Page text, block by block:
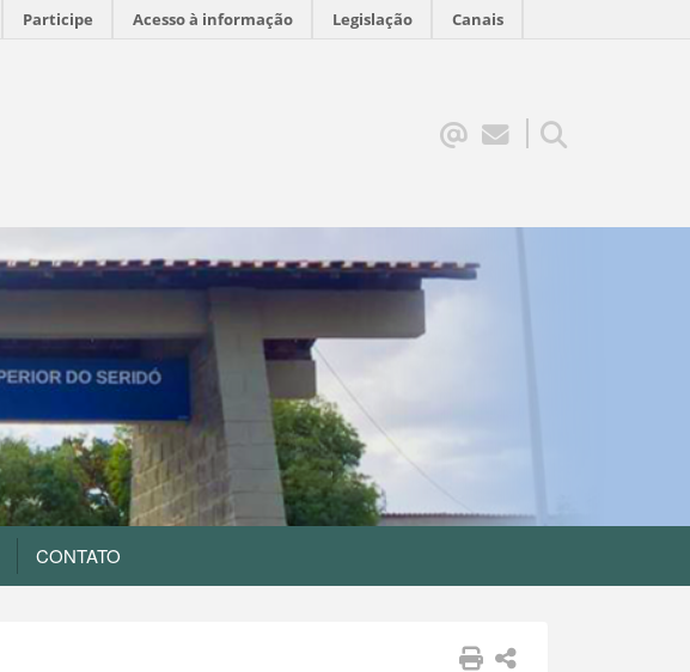
Participe Acesso à informação Legislação Canais
CONTATO